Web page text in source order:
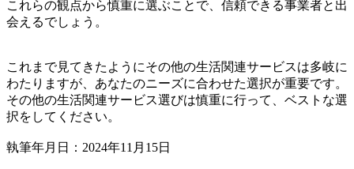
これらの観点から慎重に選ぶことで、信頼できる事業者と出
会えるでしょう。
これまで見てきたようにその他の生活関連サービスは多岐に
わたりますが、あなたのニーズに合わせた選択が重要です。
その他の生活関連サービス選びは慎重に行って、ベストな選
択をしてください。
執筆年月日：2024年11月15日